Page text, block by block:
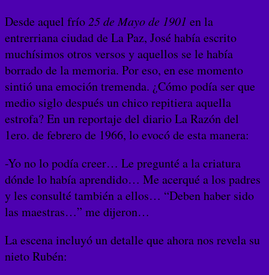
Desde aquel frío 25 de Mayo de 1901 en la
entrerriana ciudad de La Paz, José había escrito
muchísimos otros versos y aquellos se le había
borrado de la memoria. Por eso, en ese momento
sintió una emoción tremenda. ¿Cómo podía ser que
medio siglo después un chico repitiera aquella
estrofa? En un reportaje del diario La Razón del
1ero. de febrero de 1966, lo evocó de esta manera:
-Yo no lo podía creer… Le pregunté a la criatura
dónde lo había aprendido… Me acerqué a los padres
y les consulté también a ellos… “Deben haber sido
las maestras…” me dijeron…
La escena incluyó un detalle que ahora nos revela su
nieto Rubén: